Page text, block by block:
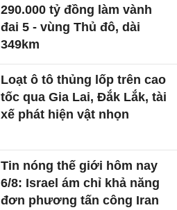
290.000 tỷ đồng làm vành
đai 5 - vùng Thủ đô, dài
349km
Loạt ô tô thủng lốp trên cao
tốc qua Gia Lai, Đắk Lắk, tài
xế phát hiện vật nhọn
Tin nóng thế giới hôm nay
6/8: Israel ám chỉ khả năng
đơn phương tấn công Iran